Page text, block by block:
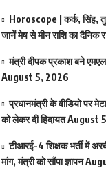
Horoscope | कर्क, सिंह,
जानें मेष से मीन राशि का दैनिक
मंत्री दीपक प्रकाश बने
August 5, 2026
प्रधानमंत्री के वीडियो पर
को लेकर दी हिदायतAugust
टीआरई-4 शिक्षक भर्ती में
मांग, मंत्री को सौंपा ज्ञापन